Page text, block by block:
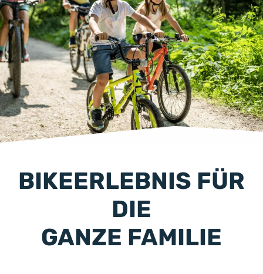
BIKEERLEBNIS FÜR
DIE
GANZE FAMILIE